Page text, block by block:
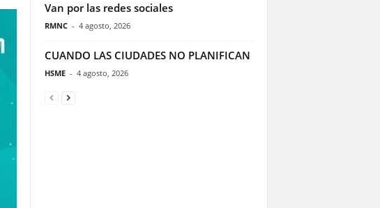
Van por las redes sociales
RMNC - 4 agosto, 2026
CUANDO LAS CIUDADES NO PLANIFICAN
HSME - 4 agosto, 2026